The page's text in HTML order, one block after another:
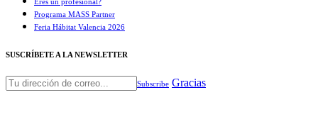
Programa MASS Partner
Feria Hábitat Valencia 2026​
SUSCRÍBETE A LA NEWSLETTER
Subscribe Gracias